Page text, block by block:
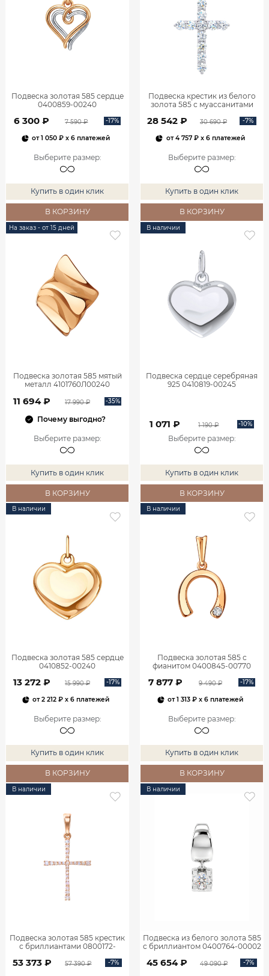
Подвеска золотая 585 сердце
0400859-00240
6 300 ₽ 7 590 ₽ -17%
от1 050 ₽ x 6 платежей
Выберите размер:
Купить в один клик
В КОРЗИНУ
Подвеска крестик из белого
золота 585 с муассанитами
28 542 ₽ 30 690 ₽ -7%
от4 757 ₽x 6 платежей
Выберите размер:
Купить в один клик
В КОРЗИНУ
На заказ - от 15 дней
Подвеска золотая 585 мятый
металл 4101760Л00240
11 694 ₽ 17 990 ₽ -35%
Почему выгодно?
Выберите размер:
Купить в один клик
В КОРЗИНУ
В наличии
Подвеска сердце серебряная
925 0410819-00245
1 071 ₽ 1 190 ₽ -10%
Выберите размер:
Купить в один клик
В КОРЗИНУ
В наличии
Подвеска золотая 585 сердце
0410852-00240
13 272 ₽ 15 990 ₽ -17%
от2 212 ₽ x 6 платежей
Выберите размер:
Купить в один клик
В КОРЗИНУ
В наличии
Подвеска золотая 585 с
фианитом 0400845-00770
7 877 ₽ 9 490 ₽ -17%
от1 313 ₽ x 6 платежей
Выберите размер:
Купить в один клик
В КОРЗИНУ
В наличии
Подвеска золотая 585 крестик
с бриллиантами 0800172-
53 373 ₽ 57 390 ₽ -7%
В наличии
Подвеска из белого золота 585
с бриллиантом 0400764-00002
45 654 ₽ 49 090 ₽ -7%